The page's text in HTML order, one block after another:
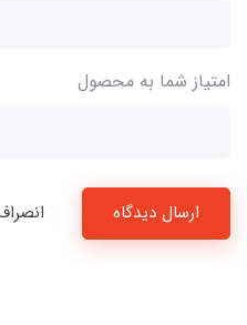
امتیاز شما به محصول
ارسال دیدگاه